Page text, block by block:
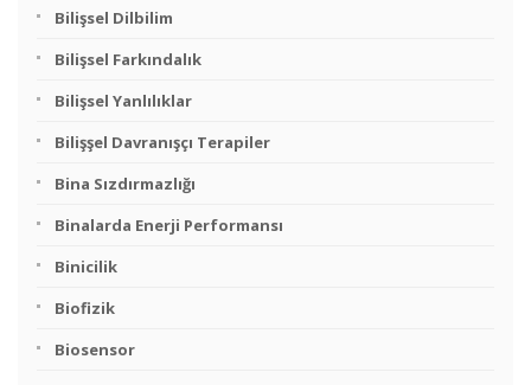
Bilişsel Dilbilim
Bilişsel Farkındalık
Bilişsel Yanlılıklar
Bilişşel Davranışçı Terapiler
Bina Sızdırmazlığı
Binalarda Enerji Performansı
Binicilik
Biofizik
Biosensor